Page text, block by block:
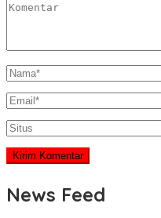
News Feed